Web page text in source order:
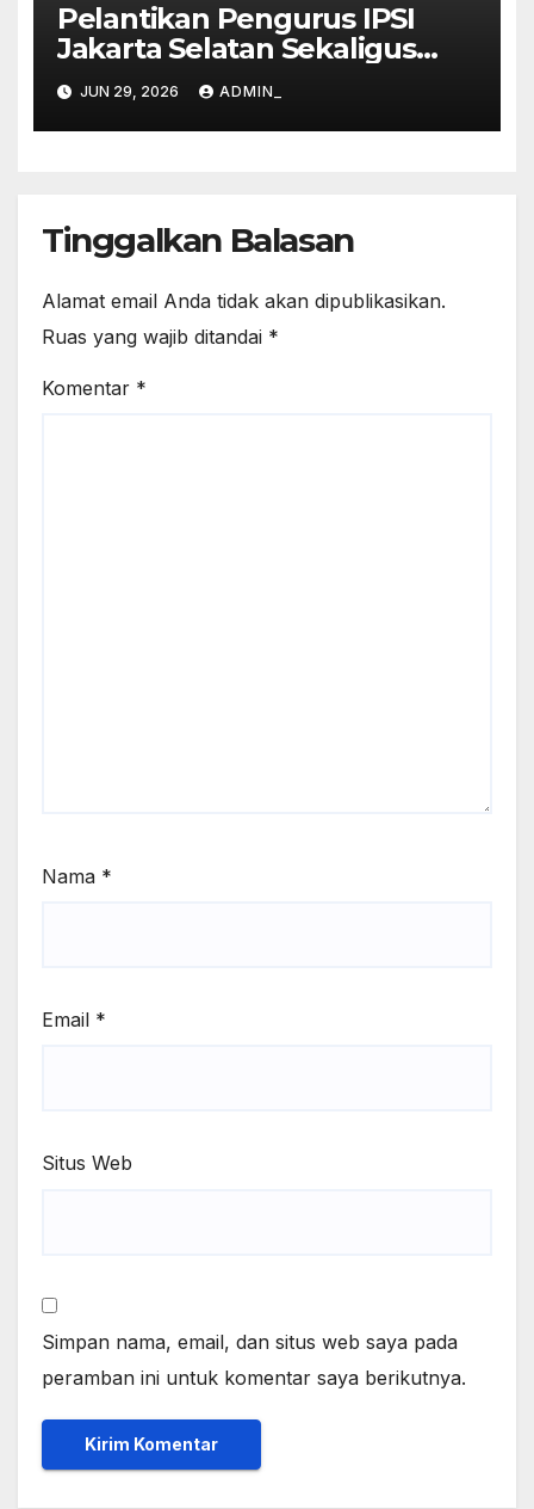
Pelantikan Pengurus IPSI
Jakarta Selatan Sekaligus
Pembukaan Kejuaraan
Pencak Silat Piala Walikota
Jakarta Selatan
JUN 29, 2026 ADMIN_
Tinggalkan Balasan
Alamat email Anda tidak akan dipublikasikan.
Ruas yang wajib ditandai *
Komentar *
Nama *
Email *
Situs Web
Simpan nama, email, dan situs web saya pada
peramban ini untuk komentar saya berikutnya.